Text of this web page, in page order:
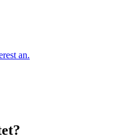
an.